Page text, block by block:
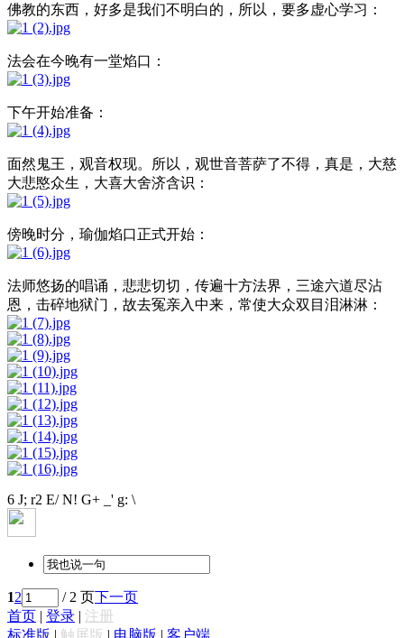
佛教的东西，好多是我们不明白的，所以，要多虚心学习：
法会在今晚有一堂焰口：
下午开始准备：
面然鬼王，观音权现。所以，观世音菩萨了不得，真是，大慈
大悲愍众生，大喜大舍济含识：
傍晚时分，瑜伽焰口正式开始：
法师悠扬的唱诵，悲悲切切，传遍十方法界，三途六道尽沾
恩，击碎地狱门，故去冤亲入中来，常使大众双目泪淋淋：
6 J; r2 E/ N! G+ _' g: \
12 / 2 页下一页
首页 | 登录 | 注册